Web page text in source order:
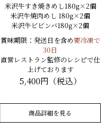
米沢牛すき焼きめし180g×2個
米沢牛焼肉めし 180g×2個
米沢牛ビビンバ180g×2個
賞味期限：発送日を含め要冷凍で
30日
直営レストラン監修のレシピで仕
上げております
5,400円（税込）
商品詳細を見る